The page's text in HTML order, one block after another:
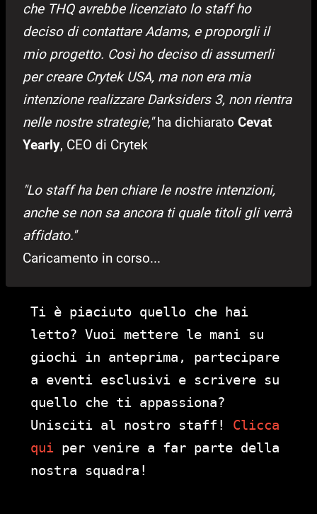
che THQ avrebbe licenziato lo staff ho
deciso di contattare Adams, e proporgli il
mio progetto. Così ho deciso di assumerli
per creare Crytek USA, ma non era mia
intenzione realizzare Darksiders 3, non rientra
nelle nostre strategie,"ha dichiarato Cevat
Yearly, CEO di Crytek
"Lo staff ha ben chiare le nostre intenzioni,
anche se non sa ancora ti quale titoli gli verrà
affidato."
Caricamento in corso...
Ti è piaciuto quello che hai
letto? Vuoi mettere le mani su
giochi in anteprima, partecipare
a eventi esclusivi e scrivere su
quello che ti appassiona?
Unisciti al nostro staff! Clicca
qui per venire a far parte della
nostra squadra!